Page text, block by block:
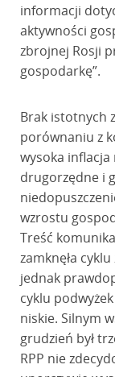
informacji
aktywności
zbrojnej Rosji
gospodarkę”.
Brak istotnych
porównaniu z
wysoka inflacja
drugorzędne i
wzrostu
Treść
zamknęła
jednak
cyklu
niskie. Silnym
grudzień był
RPP nie